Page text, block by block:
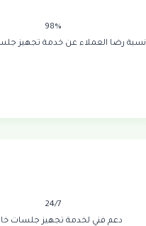
98%
نسبة رضا العملاء عن خدمة تجهيز
24/7
دعم فني لخدمة تجهيز جلسات